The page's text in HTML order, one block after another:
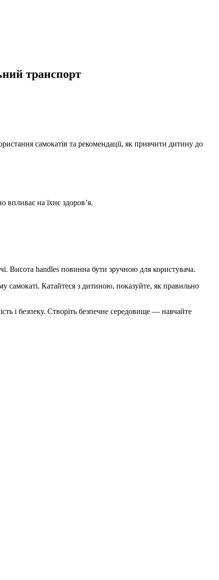
транспорт
самокатів та рекомендації, як привчити дитину до
впливає на їхнє здоров’я.
Висота handles повинна бути зручною для користувача.
самокаті. Катайтеся з дитиною, показуйте, як правильно
і безпеку. Створіть безпечне середовище — навчайте